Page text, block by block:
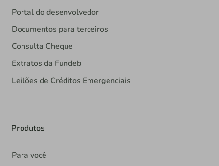
Portal do desenvolvedor
Documentos para terceiros
Consulta Cheque
Extratos da Fundeb
Leilões de Créditos Emergenciais
Produtos
Para você